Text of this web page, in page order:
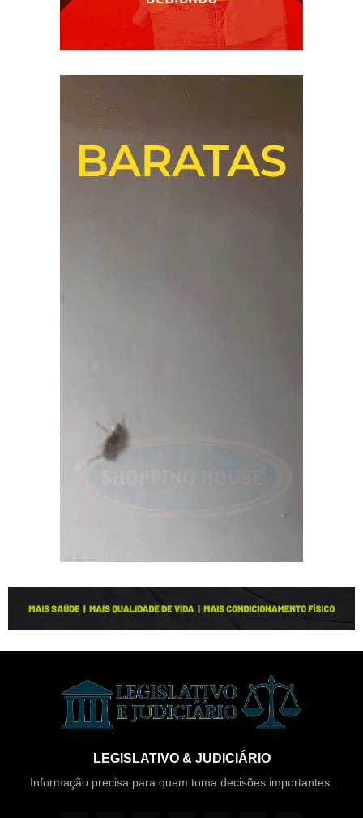
LEGISLATIVO & JUDICIÁRIO
Informação precisa para quem toma decisões importantes.